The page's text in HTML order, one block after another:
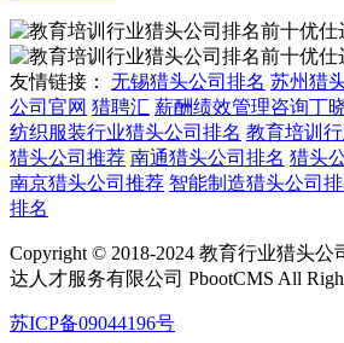
友情链接： 无锡猎头公司排名 苏州猎
公司官网 猎聘汇 薪酬绩效管理咨询丁
纺织服装行业猎头公司排名 教育培训
猎头公司推荐 南通猎头公司排名 猎头
南京猎头公司推荐 智能制造猎头公司
排名
Copyright © 2018-2024 教育行业猎头
达人才服务有限公司 PbootCMS All
苏ICP备09044196号